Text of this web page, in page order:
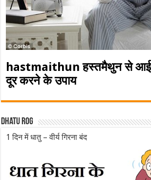
hastmaithun हस्तमैथुन से आई
दूर करने के उपाय
Dhatu rog
1 दिन में धातु – वीर्य गिरना बंद